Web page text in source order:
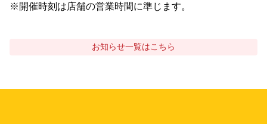
※開催時刻は店舗の営業時間に準じます。
お知らせ一覧はこちら